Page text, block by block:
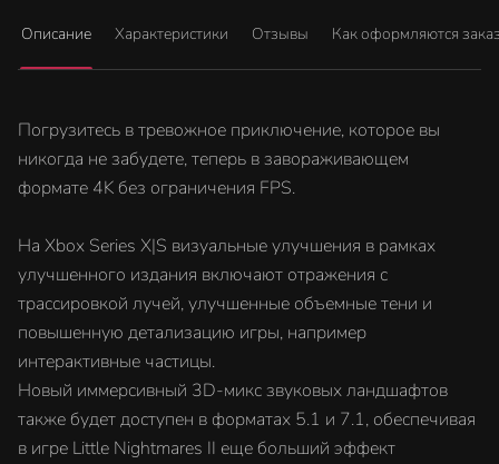
Описание Характеристики Отзывы Как оформляются
Погрузитесь в тревожное приключение, которое вы
никогда не забудете, теперь в завораживающем
формате 4K без ограничения FPS.
На Xbox Series X|S визуальные улучшения в рамках
улучшенного издания включают отражения с
трассировкой лучей, улучшенные объемные тени и
повышенную детализацию игры, например
интерактивные частицы.
Новый иммерсивный 3D-микс звуковых ландшафтов
также будет доступен в форматах 5.1 и 7.1, обеспечивая
в игре Little Nightmares II еще больший эффект